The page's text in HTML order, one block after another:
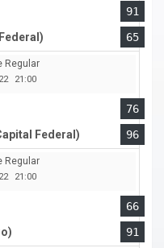
91
65
Regular
21:00
76
Federal)
96
Regular
21:00
66
91